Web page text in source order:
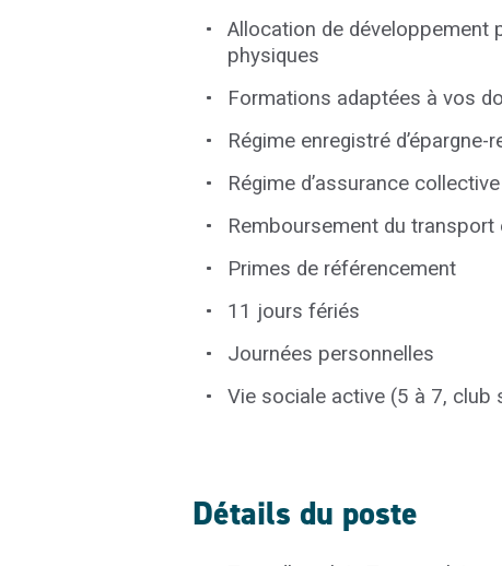
Allocation de développement
physiques
Formations adaptées à vos
Régime enregistré
Régime d’assurance
Remboursement du
Primes de référencement
1 1 jours fériés
Journées personnelles
Vie sociale active (5 à 7,
Détails du poste